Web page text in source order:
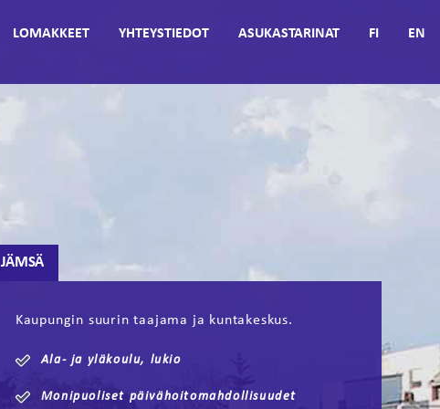
LOMAKKEET YHTEYSTIEDOT ASUKASTARINAT FI EN
JÄMSÄ
Kaupungin suurin taajama ja kuntakeskus.
Ala- ja yläkoulu, lukio
Monipuoliset päivähoitomahdollisuudet